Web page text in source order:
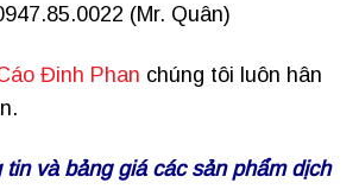
(Mr. Quân)
Đinh Phan chúng tôi luôn hân
và bảng giá các sản phẩm dịch